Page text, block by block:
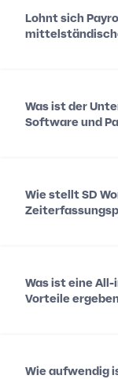
Lohnt sich
Was ist der
Software und
Wie stellt SD
Was ist eine
Vorteile
Wie aufwendig